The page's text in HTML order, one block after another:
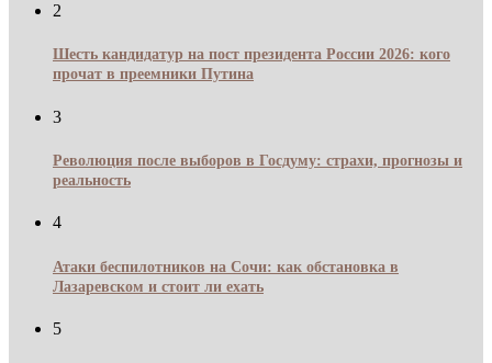
2
Шесть кандидатур на пост президента России 2026: кого
прочат в преемники Путина
3
Революция после выборов в Госдуму: страхи, прогнозы и
реальность
4
Атаки беспилотников на Сочи: как обстановка в
Лазаревском и стоит ли ехать
5